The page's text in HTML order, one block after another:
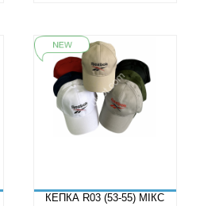
КЕПКА R03 (53-55) МІКС